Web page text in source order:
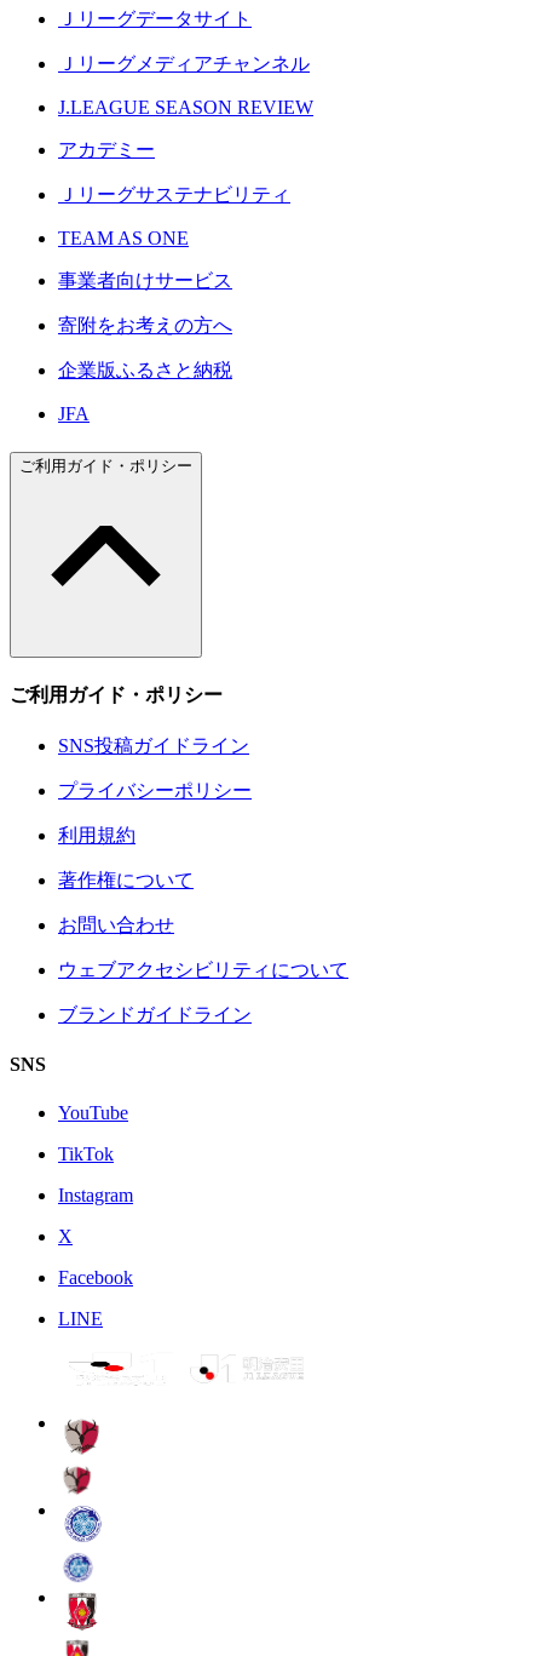
Ｊリーグデータサイト
Ｊリーグメディアチャンネル
J.LEAGUE SEASON REVIEW
アカデミー
Ｊリーグサステナビリティ
TEAM AS ONE
事業者向けサービス
寄附をお考えの方へ
企業版ふるさと納税
JFA
ご利用ガイド・ポリシー
ご利用ガイド・ポリシー
SNS投稿ガイドライン
プライバシーポリシー
利用規約
著作権について
お問い合わせ
ウェブアクセシビリティについて
ブランドガイドライン
SNS
YouTube
TikTok
Instagram
X
Facebook
LINE